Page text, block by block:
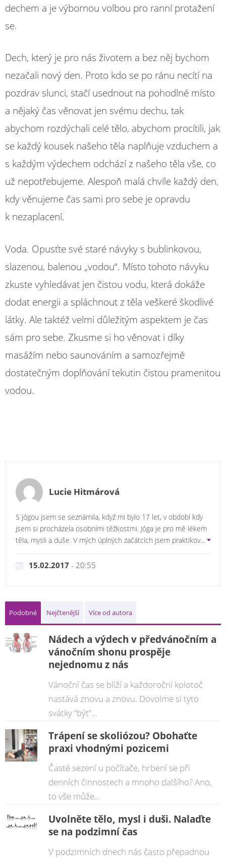
dechem a je výbornou volbou pro ranní protažení
se.
Dech, který je pro nás životem a bez něj bychom
nezačali nový den. Proto kdo se po ránu necítí na
pozdrav slunci, stačí usednout na pohodlné místo
a nějaký čas věnovat jen svému dechu, tak
abychom rozdýchali celé tělo, abychom procítili, jak
se každý kousek našeho těla naplňuje vzduchem a
s každým výdechem odchází z našeho těla vše, co
už nepotřebujeme. Alespoň malá chvíle každý den,
kdy věnujeme čas sami pro sebe je opravdu
k nezaplacení.
Voda. Opusťte své staré návyky s bublinkovou,
slazenou, balenou „vodou“. Místo tohoto návyku
zkuste vyhledávat jen čistou vodu, která dokáže
dodat energii a spláchnout z těla veškeré škodlivé
látky. Ale taktéž velmi důležitým aspektem je čas
sám pro sebe. Zkusme si ho věnovat i díky
masážím nebo saunováním a samozřejmě
dostatečným doplňování tekutin čistou pramenitou
vodou.
Lucie Hitmárová
S jógou jsem se seznámila, když mi bylo 17 let, v období kdy
jsem si procházela osobními těžkostmi. Jóga je pro mě lékem
těla, mysli a duše. V mých úplných začátcích jsem praktikov...
15.02.2017 - 20:55
Podobné Nejčtenější Více od autora
Nádech a výdech v předvánočním a
vánočním shonu prospěje
nejednomu z nás
Vánoční čas se blíží a každoroční kolotoč
nastává znovu a znovu. Dovolme si tyto
svátky “být”...
Trápení se skoliózou? Obohaťte
praxi vhodnými pozicemi
Časté sezení u počítače, hrbení se při
denních činnostech a mnoho dalšího? Ano,
to vše může...
Uvolněte tělo, mysl i duši. Nalaďte
se na podzimní čas
V podzimních dnech nás často přepadnou